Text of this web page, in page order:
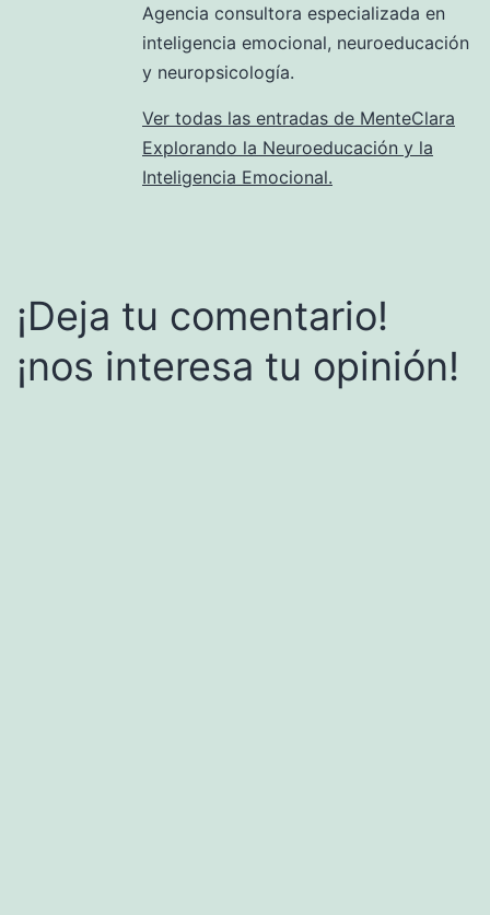
Agencia consultora especializada en
inteligencia emocional, neuroeducación
y neuropsicología.
Ver todas las entradas de MenteClara
Explorando la Neuroeducación y la
Inteligencia Emocional.
¡Deja tu comentario!
¡nos interesa tu opinión!